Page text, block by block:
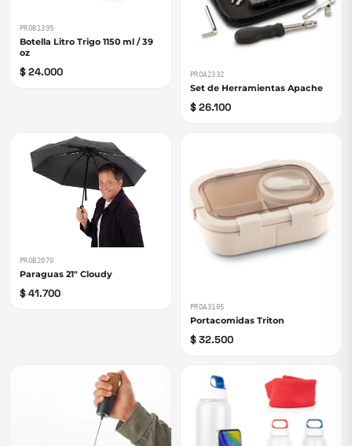
PROB1399
Botella Litro Trigo 1150 ml / 39
oz
$ 24.000 PROA2332
Set de Herramientas Apache
$ 26.100
PROB2070
Paraguas 21" Cloudy
$ 41.700
PROA3105
Portacomidas Triton
$ 32.500